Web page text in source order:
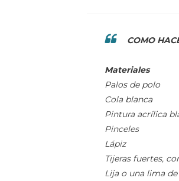
COMO
Materiales
Palos de polo
Cola blanca
Pintura acrílica
Pinceles
Lápiz
Tijeras fuertes,
Lija o una lima de